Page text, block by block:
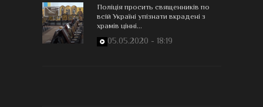
Поліція просить священників по
всій Україні упізнати вкрадені з
храмів цінні...
05.05.2020 - 18:19